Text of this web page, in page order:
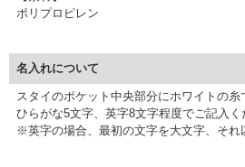
ポリプロピレン
名入れについて
スタイのポケット中央部分にホワイトの糸
ひらがな5文字、英字8文字程度でご記入く
※英字の場合、最初の文字を大文字、それ